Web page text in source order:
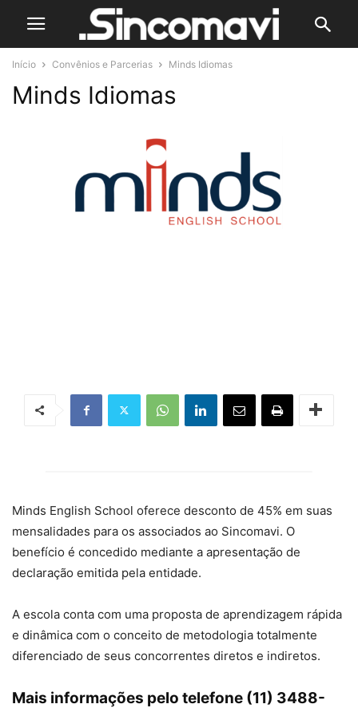
Início Convênios e Parcerias Minds Idiomas
Minds Idiomas
Minds English School oferece desconto de 45% em suas
mensalidades para os associados ao Sincomavi. O
benefício é concedido mediante a apresentação de
declaração emitida pela entidade.
A escola conta com uma proposta de aprendizagem rápida
e dinâmica com o conceito de metodologia totalmente
diferenciado de seus concorrentes diretos e indiretos.
Mais informações pelo telefone (11) 3488-